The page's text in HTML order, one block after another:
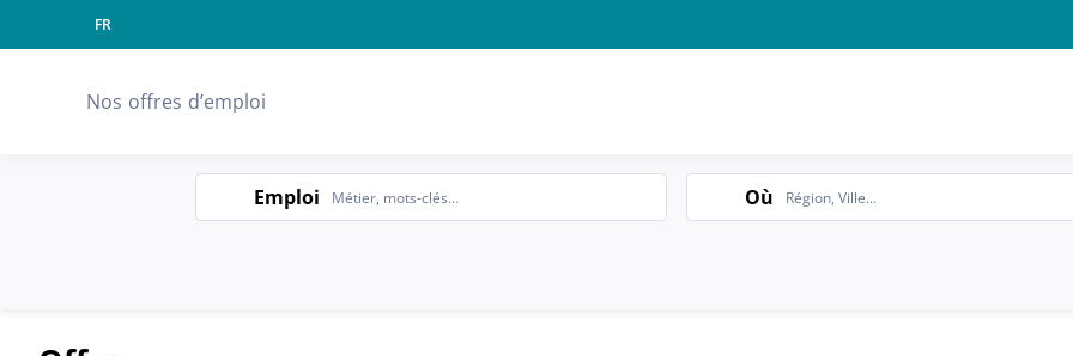
Langue
FR
Nos offres d’emploi
EmploiEmploi Search
Où